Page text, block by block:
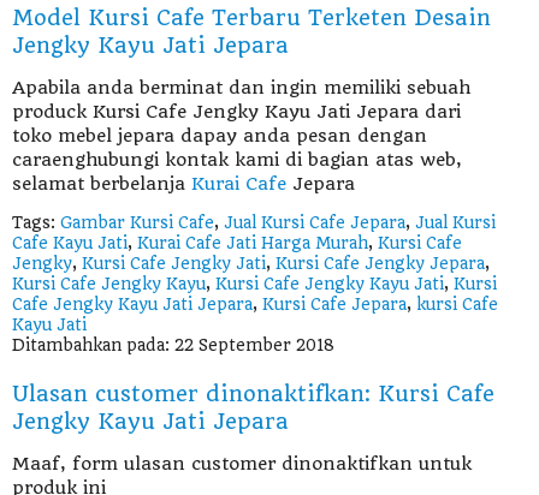
Model Kursi Cafe Terbaru Terketen Desain
Jengky Kayu Jati Jepara
Apabila anda berminat dan ingin memiliki sebuah
produck Kursi Cafe Jengky Kayu Jati Jepara dari
toko mebel jepara dapay anda pesan dengan
caraenghubungi kontak kami di bagian atas web,
selamat berbelanja Kurai Cafe Jepara
Tags: Gambar Kursi Cafe, Jual Kursi Cafe Jepara, Jual Kursi
Cafe Kayu Jati, Kurai Cafe Jati Harga Murah, Kursi Cafe
Jengky, Kursi Cafe Jengky Jati, Kursi Cafe Jengky Jepara,
Kursi Cafe Jengky Kayu, Kursi Cafe Jengky Kayu Jati, Kursi
Cafe Jengky Kayu Jati Jepara, Kursi Cafe Jepara, kursi Cafe
Kayu Jati
Ditambahkan pada: 22 September 2018
Ulasan customer dinonaktifkan: Kursi Cafe
Jengky Kayu Jati Jepara
Maaf, form ulasan customer dinonaktifkan untuk
produk ini